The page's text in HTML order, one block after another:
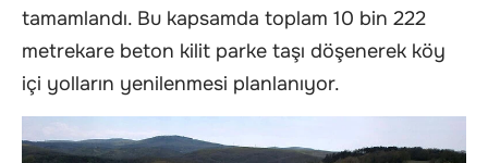
tamamlandı. Bu kapsamda toplam 10 bin 222
metrekare beton kilit parke taşı döşenerek köy
içi yolların yenilenmesi planlanıyor.